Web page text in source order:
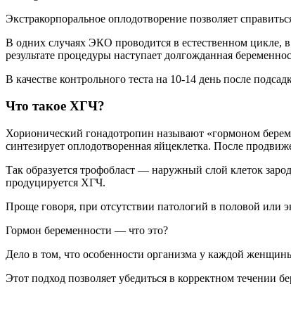
Экстракорпоральное оплодотворение позволяет
В одних случаях ЭКО проводится в естественном
результате процедуры наступает долгожданная
В качестве контрольного теста на 10-14 день после
Что такое ХГЧ?
Хорионический гонадотропин называют «гормоном
синтезирует оплодотворенная яйцеклетка. После
Так образуется трофобласт — наружный слой клеток
продуцируется ХГЧ.
Проще говоря, при отсутствии патологий в половой или
Гормон беременности — что это?
Дело в том, что особенности организма у каждой
Этот подход позволяет убедиться в корректном течении